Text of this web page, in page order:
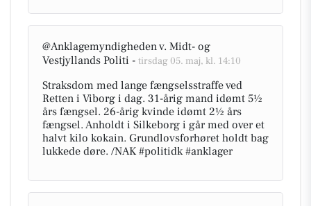
@Anklagemyndigheden v. Midt- og
Vestjyllands Politi - tirsdag 05. maj, kl. 14:10
Straksdom med lange fængselsstraffe ved
Retten i Viborg i dag. 31-årig mand idømt 5½
års fængsel. 26-årig kvinde idømt 2½ års
fængsel. Anholdt i Silkeborg i går med over et
halvt kilo kokain. Grundlovsforhøret holdt bag
lukkede døre. /NAK #politidk #anklager